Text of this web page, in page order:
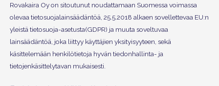
Rovakaira Oy on sitoutunut noudattamaan Suomessa voimassa
olevaa tietosuojalainsäädäntöä, 25.5.2018 alkaen sovellettevaa EU:n
yleistä tietosuoja-asetusta(GDPR) ja muuta soveltuvaa
lainsäädäntöä, joka liittyy käyttäjien yksityisyyteen, sekä
käsittelemään henkilötietoja hyvän tiedonhallinta- ja
tietojenkäsittelytavan mukaisesti.